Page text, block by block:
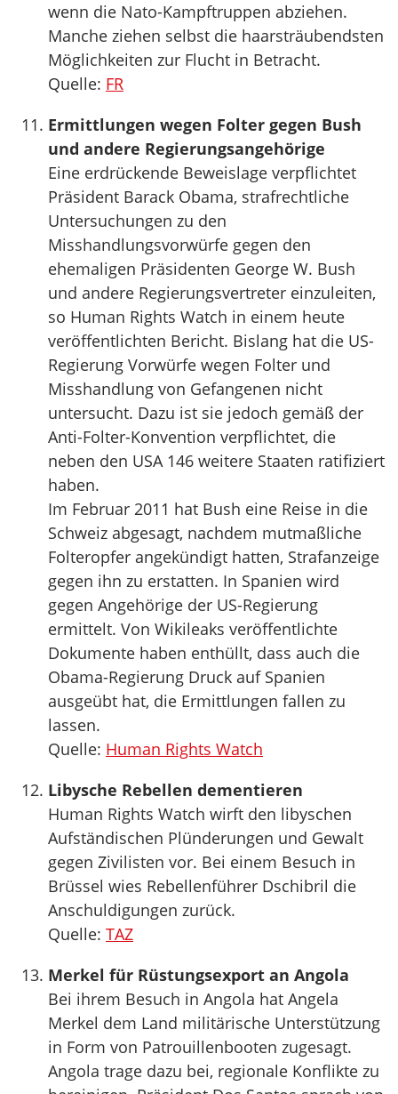
wenn die Nato-Kampftruppen abziehen.
Manche ziehen selbst die haarsträubendsten
Möglichkeiten zur Flucht in Betracht.
Quelle: FR
Ermittlungen wegen Folter gegen Bush
und andere Regierungsangehörige
Eine erdrückende Beweislage verpflichtet
Präsident Barack Obama, strafrechtliche
Untersuchungen zu den
Misshandlungsvorwürfe gegen den
ehemaligen Präsidenten George W. Bush
und andere Regierungsvertreter einzuleiten,
so Human Rights Watch in einem heute
veröffentlichten Bericht. Bislang hat die US-
Regierung Vorwürfe wegen Folter und
Misshandlung von Gefangenen nicht
untersucht. Dazu ist sie jedoch gemäß der
Anti-Folter-Konvention verpflichtet, die
neben den USA 146 weitere Staaten ratifiziert
haben.
Im Februar 2011 hat Bush eine Reise in die
Schweiz abgesagt, nachdem mutmaßliche
Folteropfer angekündigt hatten, Strafanzeige
gegen ihn zu erstatten. In Spanien wird
gegen Angehörige der US-Regierung
ermittelt. Von Wikileaks veröffentlichte
Dokumente haben enthüllt, dass auch die
Obama-Regierung Druck auf Spanien
ausgeübt hat, die Ermittlungen fallen zu
lassen.
Quelle: Human Rights Watch
Libysche Rebellen dementieren
Human Rights Watch wirft den libyschen
Aufständischen Plünderungen und Gewalt
gegen Zivilisten vor. Bei einem Besuch in
Brüssel wies Rebellenführer Dschibril die
Anschuldigungen zurück.
Quelle: TAZ
Merkel für Rüstungsexport an Angola
Bei ihrem Besuch in Angola hat Angela
Merkel dem Land militärische Unterstützung
in Form von Patrouillenbooten zugesagt.
Angola trage dazu bei, regionale Konflikte zu